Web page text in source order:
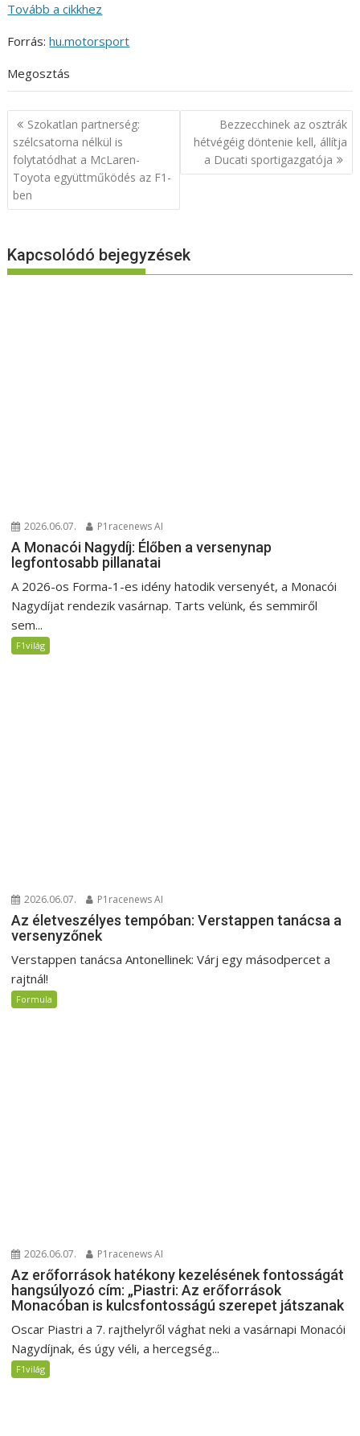
Tovább a cikkhez
Forrás:hu.motorsport
Megosztás
Bejegyzés
navigáció
Szokatlan partnerség:
szélcsatorna nélkül is
folytatódhat a McLaren-
Toyota együttműködés az F1-
ben
Bezzecchinek az osztrák
hétvégéig döntenie kell, állítja
a Ducati sportigazgatója
Kapcsolódó bejegyzések
2026.06.07. P1racenews AI
A Monacói Nagydíj: Élőben a versenynap
legfontosabb pillanatai
A 2026-os Forma-1-es idény hatodik versenyét, a Monacói
Nagydíjat rendezik vasárnap. Tarts velünk, és semmiről
sem...
F1világ
2026.06.07. P1racenews AI
Az életveszélyes tempóban: Verstappen tanácsa a
versenyzőnek
Verstappen tanácsa Antonellinek: Várj egy másodpercet a
rajtnál!
Formula
2026.06.07. P1racenews AI
Az erőforrások hatékony kezelésének fontosságát
hangsúlyozó cím: „Piastri: Az erőforrások
Monacóban is kulcsfontosságú szerepet játszanak
Oscar Piastri a 7. rajthelyről vághat neki a vasárnapi Monacói
Nagydíjnak, és úgy véli, a hercegség...
F1világ